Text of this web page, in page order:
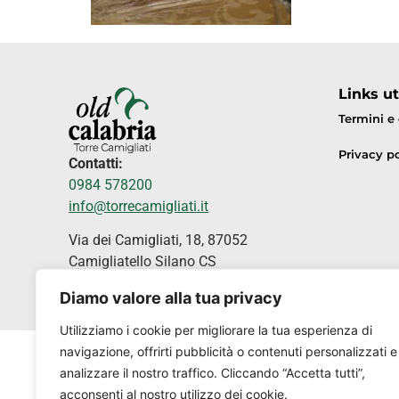
Diamo valore alla tua privacy
Utilizziamo i cookie per migliorare la tua esperienza di
navigazione, offrirti pubblicità o contenuti personalizzati e
analizzare il nostro traffico. Cliccando “Accetta tutti”,
acconsenti al nostro utilizzo dei cookie.
Contatti:
0984 578200
info@torrecamigliati.it
Via dei Camigliati, 18, 87052
Camigliatello Silano CS
Links
Termini e
Privacy